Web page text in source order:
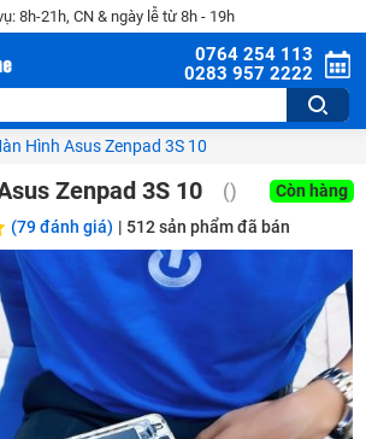
8h-21h, CN & ngày lễ từ 8h - 19h
0764 254 113
0283 957 2222
Hình Asus Zenpad 3S 10
Zenpad 3S 10 ()
Còn hàng
(79 đánh giá) | 512sản phẩm đã bán